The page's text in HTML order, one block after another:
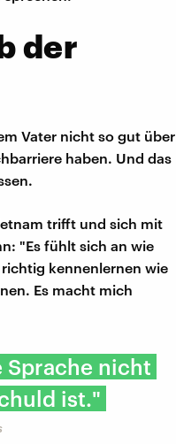
der
Vater nicht so gut über
haben. Und das
trifft und sich mit
"Es fühlt sich an wie
kennenlernen wie
Es macht mich
Sprache nicht
ist."